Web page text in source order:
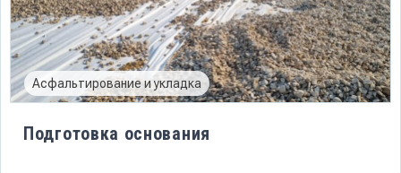
Асфальтирование и укладка
Подготовка основания